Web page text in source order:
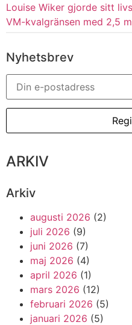
Louise Wiker gjorde sitt
VM-kvalgränsen med 2,5
Nyhetsbrev
ARKIV
Arkiv
augusti 2026 (2)
juli 2026 (9)
juni 2026 (7)
maj 2026 (4)
april 2026 (1)
mars 2026 (12)
februari 2026 (5)
januari 2026 (5)